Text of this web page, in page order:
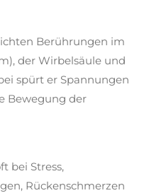
Berührungen im
der Wirbelsäule und
spürt er Spannungen
Bewegung der
bei Stress,
Rückenschmerzen